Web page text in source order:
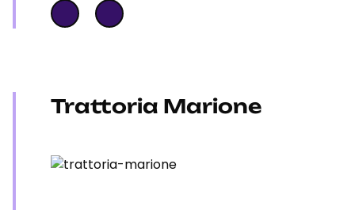
Trattoria Marione